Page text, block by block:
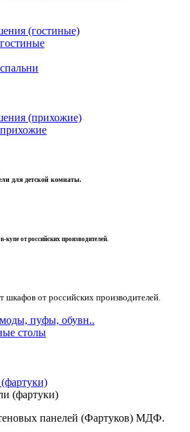
(гостиные)
(прихожие)
для детской комнаты.
от российских производителей.
от российских производителей.
пуфы, обувн..
столы
панелей (Фартуков) МДФ.